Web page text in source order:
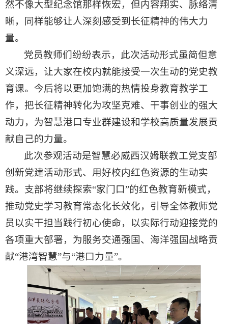
然不像大型纪念馆那样恢宏，但内容翔实、脉络清
晰，同样能够让人深刻感受到长征精神的伟大力
量。
党员教师们纷纷表示，此次活动形式虽简但意
义深远，让大家在校内就能接受一次生动的党史教
育课。今后将以更加饱满的热情投身教育教学工
作，把长征精神转化为攻坚克难、干事创业的强大
动力，为智慧港口专业群建设和学校高质量发展贡
献自己的力量。
此次参观活动是智慧必威西汉姆联教工党支部
创新党建活动形式、用好校内红色资源的生动实
践。支部将继续探索“家门口”的红色教育新模式，
推动党史学习教育常态化长效化，引导全体教师党
员以实干担当践行初心使命，以实际行动迎接党的
各项重大部署，为服务交通强国、海洋强国战略贡
献“港湾智慧”与“港口力量”。